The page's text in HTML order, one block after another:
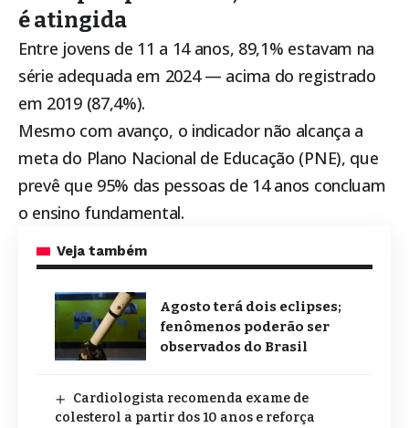
é atingida
Entre jovens de 11 a 14 anos, 89,1% estavam na
série adequada em 2024 — acima do registrado
em 2019 (87,4%).
Mesmo com avanço, o indicador não alcança a
meta do Plano Nacional de Educação (PNE), que
prevê que 95% das pessoas de 14 anos concluam
o ensino fundamental.
Veja também
Agosto terá dois eclipses;
fenômenos poderão ser
observados do Brasil
Cardiologista recomenda exame de
colesterol a partir dos 10 anos e reforça